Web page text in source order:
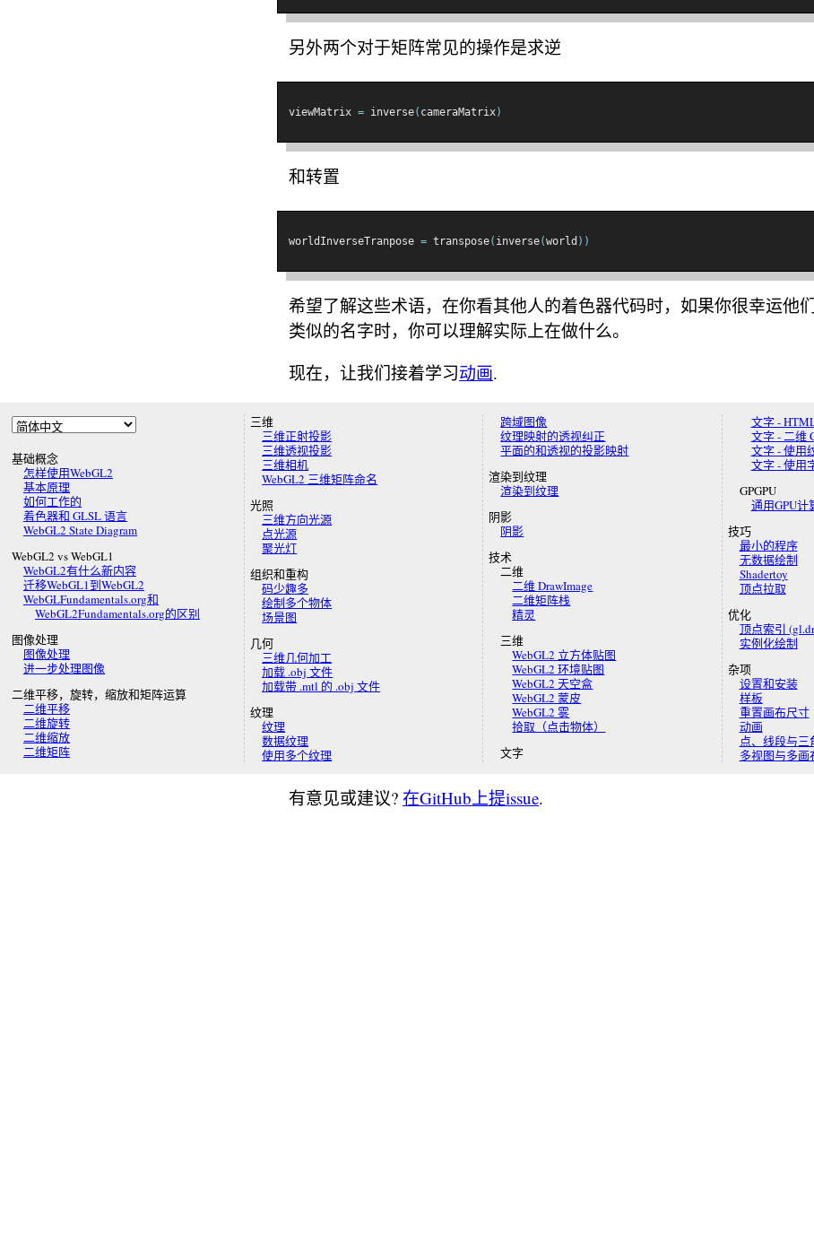
另外两个对于矩阵常见的操作是求逆
viewMatrix = inverse( cameraMatrix)
和转置
worldInverseTranpose = transpose( inverse(world ))
希望了解这些术语，在你看其他人的着色器代码时，如果你很幸运他
类似的名字时，你可以理解实际上在做什么。
现在，让我们接着学习动画.
基础概念
怎样使用WebGL2
基本原理
如何工作的
着色器和 GLSL 语言
WebGL2 State Diagram
WebGL2 vs WebGL1
WebGL2有什么新内容
迁移WebGL1到WebGL2
WebGLFundamentals.org和
WebGL2Fundamentals.org的区别
图像处理
图像处理
进一步处理图像
二维平移，旋转，缩放和矩阵运算
二维平移
二维旋转
二维缩放
二维矩阵
三维
三维正射投影
三维透视投影
三维相机
WebGL2 三维矩阵命名
光照
三维方向光源
点光源
聚光灯
组织和重构
码少趣多
绘制多个物体
场景图
几何
三维几何加工
加载 .obj 文件
加载带 .mtl 的 .obj 文件
纹理
纹理
数据纹理
使用多个纹理
跨域图像
纹理映射的透视纠正
平面的和透视的投影映射
渲染到纹理
渲染到纹理
阴影
阴影
技术
二维
二维 DrawImage
二维矩阵栈
精灵
三维
WebGL2 立方体贴图
WebGL2 环境贴图
WebGL2 天空盒
WebGL2 蒙皮
WebGL2 雾
拾取（点击物体）
文字
文字 -
文字 - 二维
文字 - 使用
文字 - 使用
GPGPU
通用GPU计
技巧
最小的程序
无数据绘制
Shadertoy
顶点拉取
优化
顶点索引
实例化绘制
杂项
设置和安装
样板
重置画布尺寸
动画
点、线段与三
多视图与多画
有意见或建议? 在GitHub上提issue.